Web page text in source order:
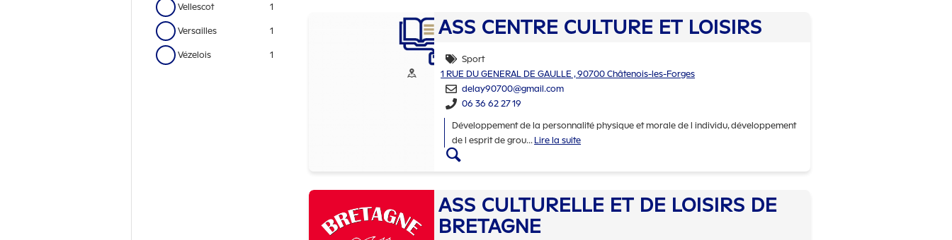
Vellescot
1
Versailles
1
Vézelois
1
ASS CENTRE CULTURE ET LOISIRS
Thématiques
Sport
Adresse :
1 RUE DU GENERAL DE GAULLE , 90700 Châtenois-les-Forges
delay90700@gmail.com
06 36 62 27 19
Développement de la personnalité physique et morale de l individu, développement
de l esprit de grou...Lire la suite
Accéder aux détails de ASS CENTRE CULTURE ET LOISIRS
ASS CULTURELLE ET DE LOISIRS DE
BRETAGNE